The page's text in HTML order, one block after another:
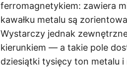
ferromagnetykiem: zawiera
kawałku metalu są
Wystarczy jednak
kierunkiem — a takie pole
dziesiątki tysięcy ton metalu i